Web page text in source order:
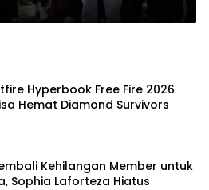
Hyperbook Free Fire 2026
Hemat Diamond Survivors
Kehilangan Member untuk
Sophia Laforteza Hiatus